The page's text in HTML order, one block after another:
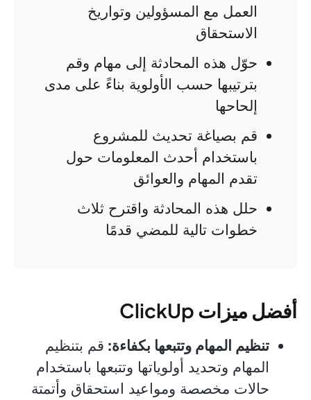
العمل مع المسؤولين وتواريخ
الاستحقاق
حوّل هذه المحادثة إلى مهام وقم
بترتيبها حسب الأولوية بناءً على مدى
إلحاحها
قم بصياغة تحديث للمشروع
باستخدام أحدث المعلومات حول
تقدم المهام والعوائق
حلل هذه المحادثة واقترح ثلاث
خطوات تالية للمضي قدمًا
أفضل ميزات ClickUp
تنظيم المهام وتتبعها بكفاءة: قم بتنظيم
المهام وتحديد أولوياتها وتتبعها باستخدام
حالات مخصصة ومواعيد استحقاق وأتمتة